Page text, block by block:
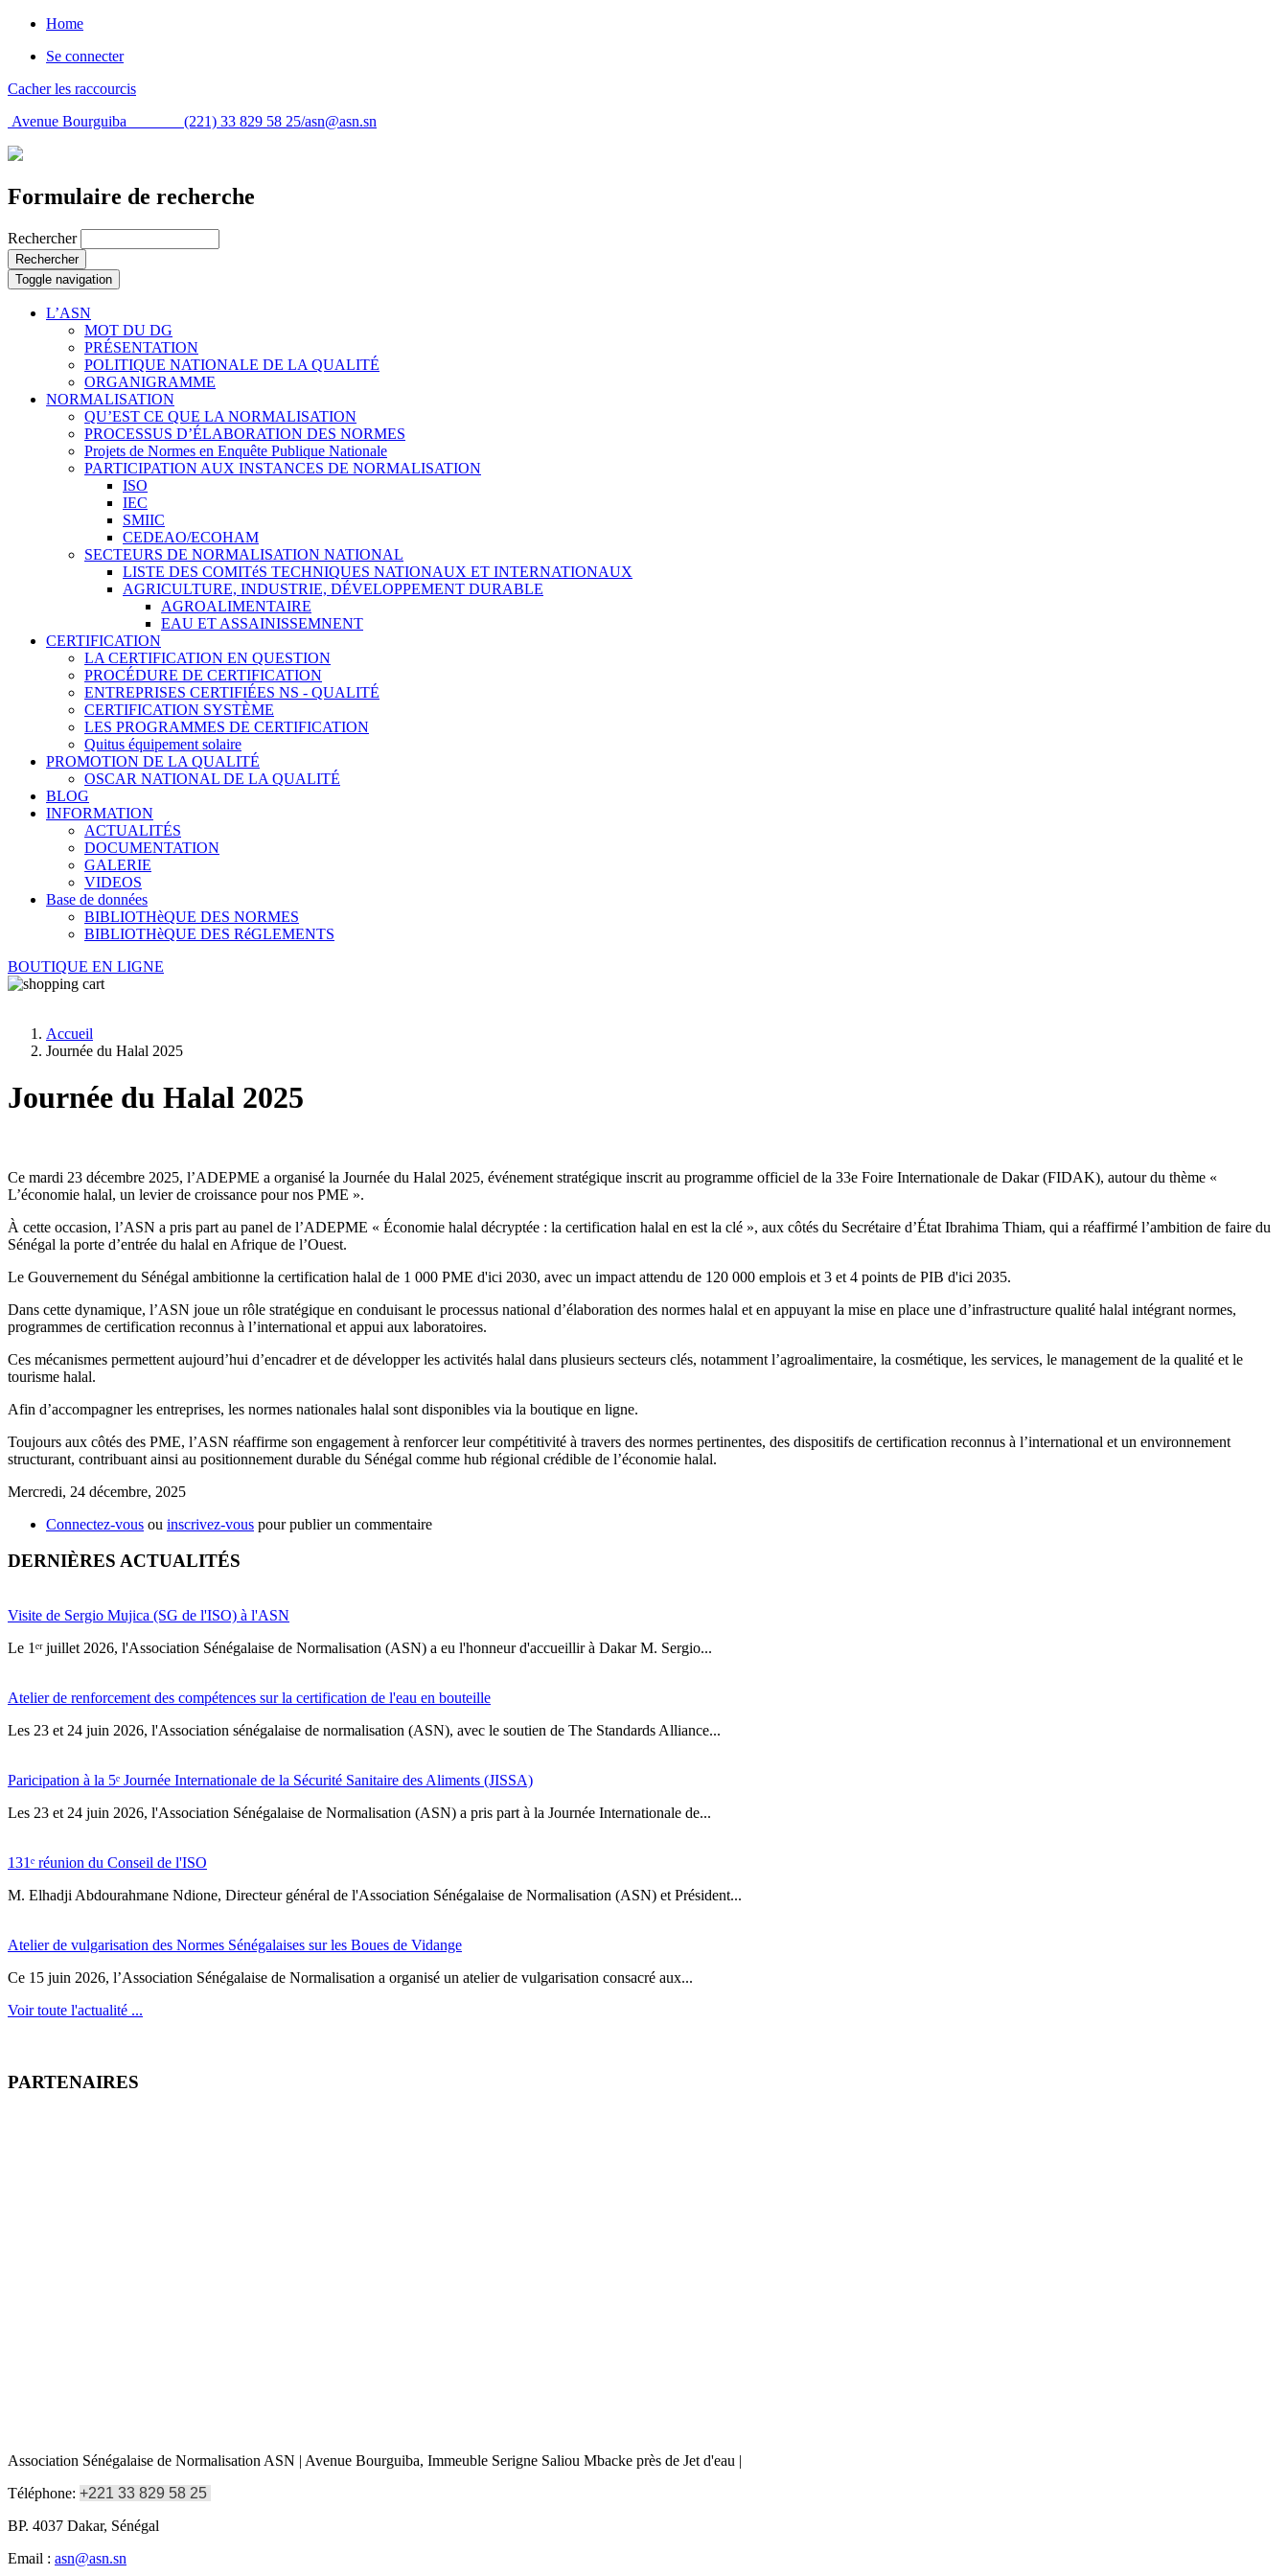
Home
Se connecter
Cacher les raccourcis
Avenue Bourguiba (221) 33 829 58 25/asn@asn.sn
Formulaire de recherche
Rechercher
Rechercher
Toggle navigation
L’ASN
MOT DU DG
PRÉSENTATION
POLITIQUE NATIONALE DE LA QUALITÉ
ORGANIGRAMME
NORMALISATION
QU’EST CE QUE LA NORMALISATION
PROCESSUS D’ÉLABORATION DES NORMES
Projets de Normes en Enquête Publique Nationale
PARTICIPATION AUX INSTANCES DE NORMALISATION
ISO
IEC
SMIIC
CEDEAO/ECOHAM
SECTEURS DE NORMALISATION NATIONAL
LISTE DES COMITéS TECHNIQUES NATIONAUX ET INTERNATIONAUX
AGRICULTURE, INDUSTRIE, DÉVELOPPEMENT DURABLE
AGROALIMENTAIRE
EAU ET ASSAINISSEMNENT
CERTIFICATION
LA CERTIFICATION EN QUESTION
PROCÉDURE DE CERTIFICATION
ENTREPRISES CERTIFIÉES NS - QUALITÉ
CERTIFICATION SYSTÈME
LES PROGRAMMES DE CERTIFICATION
Quitus équipement solaire
PROMOTION DE LA QUALITÉ
OSCAR NATIONAL DE LA QUALITÉ
BLOG
INFORMATION
ACTUALITÉS
DOCUMENTATION
GALERIE
VIDEOS
Base de données
BIBLIOTHèQUE DES NORMES
BIBLIOTHèQUE DES RéGLEMENTS
BOUTIQUE EN LIGNE
Accueil
Journée du Halal 2025
Journée du Halal 2025
Ce mardi 23 décembre 2025, l’ADEPME a organisé la Journée du Halal 2025, événement stratégique inscrit au programme officiel de la 33e Foire Internationale de Dakar (FIDAK), autour du thème «
L’économie halal, un levier de croissance pour nos PME ».
À cette occasion, l’ASN a pris part au panel de l’ADEPME « Économie halal décryptée : la certification halal en est la clé », aux côtés du Secrétaire d’État Ibrahima Thiam, qui a réaffirmé l’ambition de faire du
Sénégal la porte d’entrée du halal en Afrique de l’Ouest.
Le Gouvernement du Sénégal ambitionne la certification halal de 1 000 PME d'ici 2030, avec un impact attendu de 120 000 emplois et 3 et 4 points de PIB d'ici 2035.
Dans cette dynamique, l’ASN joue un rôle stratégique en conduisant le processus national d’élaboration des normes halal et en appuyant la mise en place une d’infrastructure qualité halal intégrant normes,
programmes de certification reconnus à l’international et appui aux laboratoires.
Ces mécanismes permettent aujourd’hui d’encadrer et de développer les activités halal dans plusieurs secteurs clés, notamment l’agroalimentaire, la cosmétique, les services, le management de la qualité et le
tourisme halal.
Afin d’accompagner les entreprises, les normes nationales halal sont disponibles via la boutique en ligne.
Toujours aux côtés des PME, l’ASN réaffirme son engagement à renforcer leur compétitivité à travers des normes pertinentes, des dispositifs de certification reconnus à l’international et un environnement
structurant, contribuant ainsi au positionnement durable du Sénégal comme hub régional crédible de l’économie halal.
Mercredi, 24 décembre, 2025
Connectez-vous ou inscrivez-vous pour publier un commentaire
DERNIÈRES ACTUALITÉS
Visite de Sergio Mujica (SG de l'ISO) à l'ASN
Le 1ᵉʳ juillet 2026, l'Association Sénégalaise de Normalisation (ASN) a eu l'honneur d'accueillir à Dakar M. Sergio...
Atelier de renforcement des compétences sur la certification de l'eau en bouteille
Les 23 et 24 juin 2026, l'Association sénégalaise de normalisation (ASN), avec le soutien de The Standards Alliance...
Paricipation à la 5ᵉ Journée Internationale de la Sécurité Sanitaire des Aliments (JISSA)
‎Les 23 et 24 juin 2026, l'Association Sénégalaise de Normalisation (ASN) a pris part à la Journée Internationale de...
131ᵉ réunion du Conseil de l'ISO
M. Elhadji Abdourahmane Ndione, Directeur général de l'Association Sénégalaise de Normalisation (ASN) et Président...
Atelier de vulgarisation des Normes Sénégalaises sur les Boues de Vidange
Ce 15 juin 2026, l’Association Sénégalaise de Normalisation a organisé un atelier de vulgarisation consacré aux...
Voir toute l'actualité ...
PARTENAIRES
Association Sénégalaise de Normalisation ASN | Avenue Bourguiba, Immeuble Serigne Saliou Mbacke près de Jet d'eau |
Téléphone: +221 33 829 58 25
BP. 4037 Dakar, Sénégal
Email : asn@asn.sn